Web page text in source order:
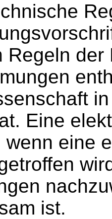
Regeln
Eine
eine
ist.